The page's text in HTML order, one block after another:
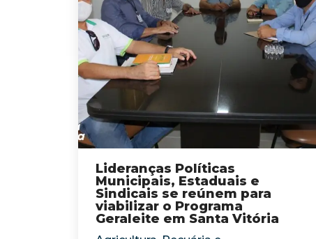
Lideranças Políticas
Municipais, Estaduais e
Sindicais se reúnem para
viabilizar o Programa
Geraleite em Santa Vitória